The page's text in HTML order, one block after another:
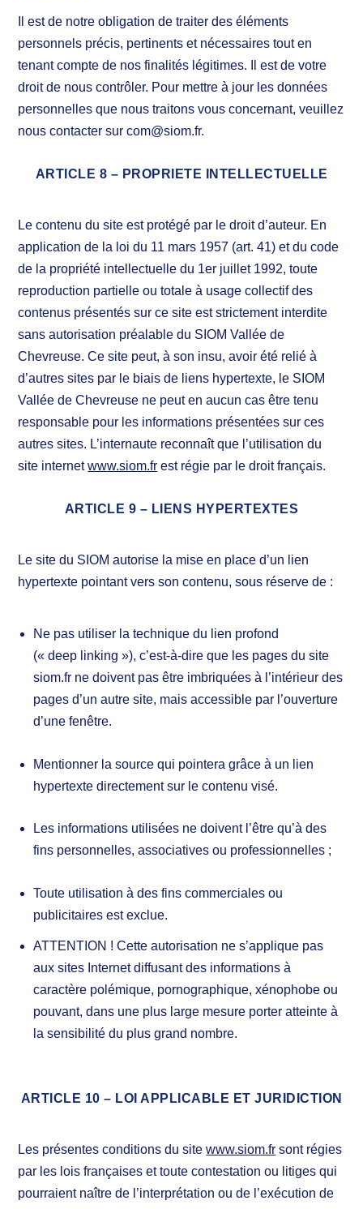
Il est de notre obligation de traiter des éléments
personnels précis, pertinents et nécessaires tout en
tenant compte de nos finalités légitimes. Il est de votre
droit de nous contrôler. Pour mettre à jour les données
personnelles que nous traitons vous concernant, veuillez
nous contacter sur com@siom.fr.
ARTICLE 8 – PROPRIETE INTELLECTUELLE
Le contenu du site est protégé par le droit d’auteur. En
application de la loi du 11 mars 1957 (art. 41) et du code
de la propriété intellectuelle du 1er juillet 1992, toute
reproduction partielle ou totale à usage collectif des
contenus présentés sur ce site est strictement interdite
sans autorisation préalable du SIOM Vallée de
Chevreuse. Ce site peut, à son insu, avoir été relié à
d’autres sites par le biais de liens hypertexte, le SIOM
Vallée de Chevreuse ne peut en aucun cas être tenu
responsable pour les informations présentées sur ces
autres sites. L’internaute reconnaît que l’utilisation du
site internetwww.siom.fr est régie par le droit français.
ARTICLE 9 – LIENS HYPERTEXTES
Le site du SIOM autorise la mise en place d’un lien
hypertexte pointant vers son contenu, sous réserve de :
Ne pas utiliser la technique du lien profond
(« deep linking »), c’est-à-dire que les pages du site
siom.fr ne doivent pas être imbriquées à l’intérieur des
pages d’un autre site, mais accessible par l’ouverture
d’une fenêtre.
Mentionner la source qui pointera grâce à un lien
hypertexte directement sur le contenu visé.
Les informations utilisées ne doivent l’être qu’à des
fins personnelles, associatives ou professionnelles ;
Toute utilisation à des fins commerciales ou
publicitaires est exclue.
ATTENTION ! Cette autorisation ne s’applique pas
aux sites Internet diffusant des informations à
caractère polémique, pornographique, xénophobe ou
pouvant, dans une plus large mesure porter atteinte à
la sensibilité du plus grand nombre.
ARTICLE 10 – LOI APPLICABLE ET JURIDICTION
Les présentes conditions du sitewww.siom.fr sont régies
par les lois françaises et toute contestation ou litiges qui
pourraient naître de l’interprétation ou de l’exécution de